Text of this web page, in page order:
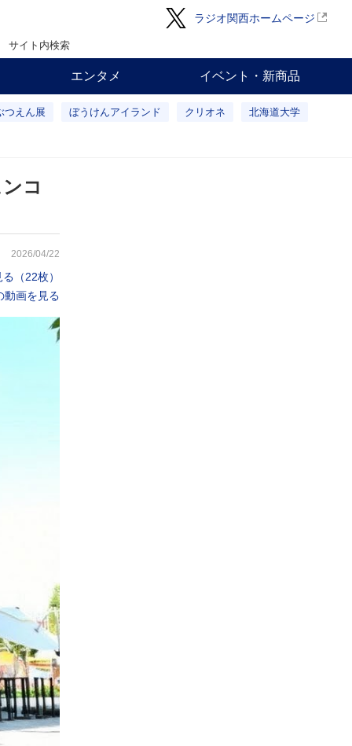
ラジオ関西ホームページ
サイト内検索
エンタメ イベント・新商品
つえん展 ぼうけんアイランド クリオネ 北海道大学
コ
2026/04/22
（22枚）
動画を見る